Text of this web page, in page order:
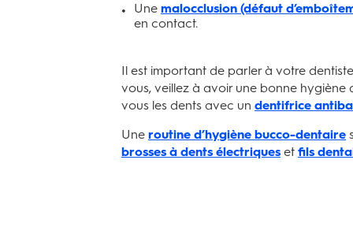
Une malocclusion (défaut
en contact.
Il est important de parler à votre
vous, veillez à avoir une bonne hygiène
vous les dents avec un dentifrice
Une routine d’hygiène bucco-dentaire
brosses à dents électriqueset fils